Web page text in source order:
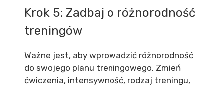
Krok 5: Zadbaj o różnorodność
treningów
Ważne jest, aby wprowadzić różnorodność
do swojego planu treningowego. Zmień
ćwiczenia, intensywność, rodzaj treningu,